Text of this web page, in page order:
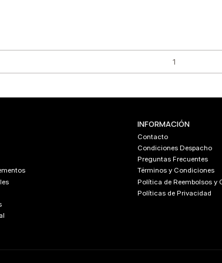
INFORMACIÓN
Contacto
Condiciones Despacho
Preguntas Frecuentes
Términos y Condiciones
Política de Reembolsos y
Políticas de Privacidad